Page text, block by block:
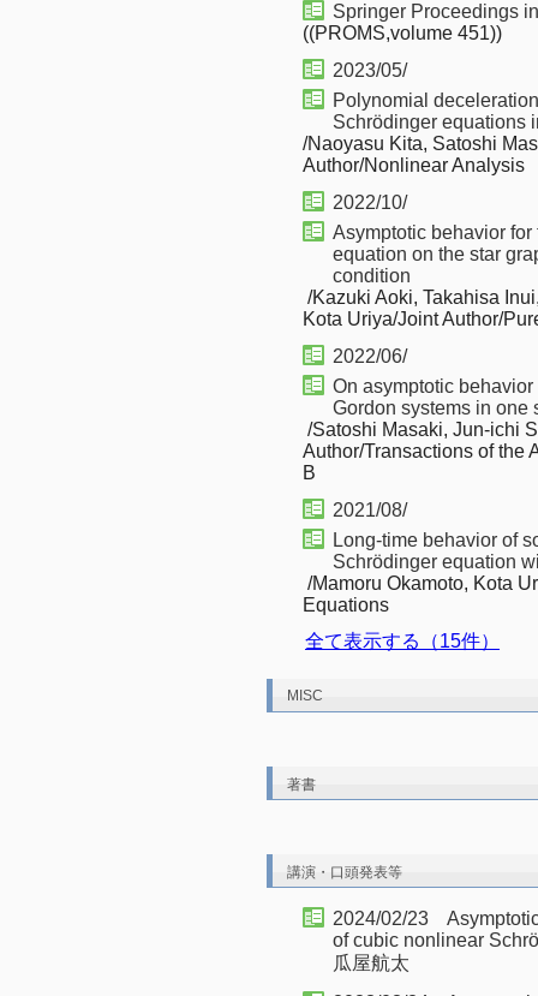
Springer Proceedings
((PROMS,volume 451))
2023/05/
Polynomial
Schrödinger equations
/Naoyasu Kita, Satoshi
Author/Nonlinear Analysis
2022/10/
Asymptotic behavior
equation on the star
condition
/Kazuki Aoki, Takahisa
Kota Uriya/Joint Author/
2022/06/
On asymptotic
Gordon systems in one
/Satoshi Masaki, Jun-ichi
Author/Transactions of the
B
2021/08/
Long-time behavior of
Schrödinger equation
/Mamoru Okamoto, Kota
Equations
全て表示する（15件）
MISC
著書
講演・口頭発表等
2024/02/23
of cubic nonlinear
瓜屋航太